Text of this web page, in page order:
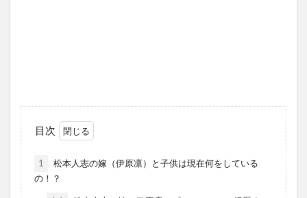
目次
1
松本人志の嫁（伊原凛）と子供は現在何をしている
の！？